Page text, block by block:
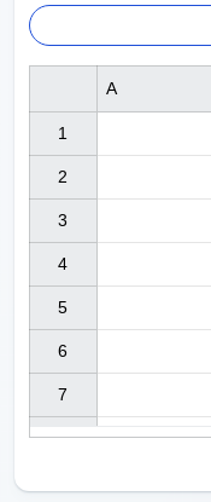
1
2
3
4
5
6
7
A